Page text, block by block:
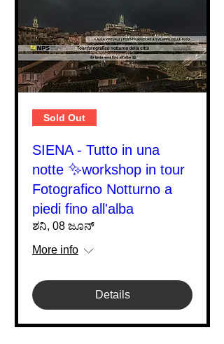
Sold Out
SIENA - Tutto in una
notte ✨workshop in tour
Fotografico Notturno a
piedi fino all'alba
ಶನಿ, 08 ಜೂನ್
More info
Details